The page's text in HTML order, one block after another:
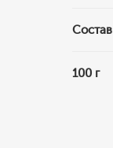
Состав
100 г